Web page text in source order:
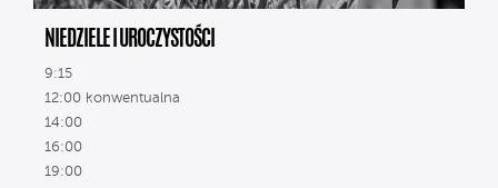
NIEDZIELE I UROCZYSTOŚCI
9:15
12:00 konwentualna
14:00
16:00
19:00